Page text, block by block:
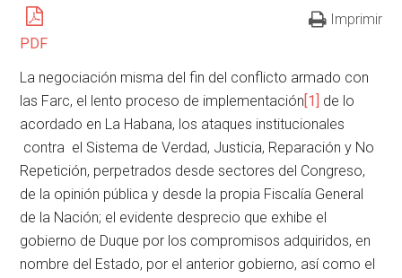
PDF
Imprimir
La negociación misma del fin del conflicto armado con
las Farc, el lento proceso de implementación[1] de lo
acordado en La Habana, los ataques institucionales
contra el Sistema de Verdad, Justicia, Reparación y No
Repetición, perpetrados desde sectores del Congreso,
de la opinión pública y desde la propia Fiscalía General
de la Nación; el evidente desprecio que exhibe el
gobierno de Duque por los compromisos adquiridos, en
nombre del Estado, por el anterior gobierno, así como el